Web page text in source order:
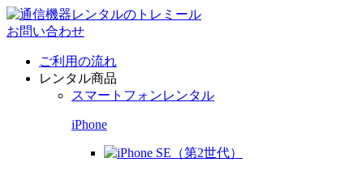
お問い合わせ
ご利用の流れ
レンタル商品
スマートフォンレンタル
iPhone